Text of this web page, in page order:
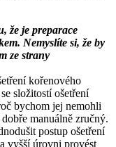
že je preparace
Nemyslíte si, že by
ze strany
kořenového
složitostí ošetření
bychom jej nemohli
manuálně zručný.
postup ošetření
vyšší úrovni provést